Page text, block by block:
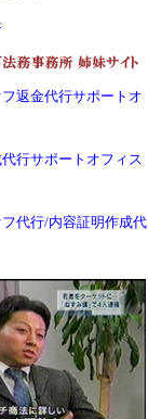
返金代行サポートオ
行サポートオフィス
代行/内容証明作成代